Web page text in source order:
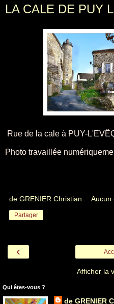
LA CALE DE PUY
Rue de la cale à PUY-
Photo travaillée
de GRENIER Christian Aucun
Partager
‹
Afficher la
Qui êtes-vous ?
de GRENIER